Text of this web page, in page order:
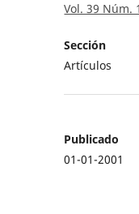
Vol. 39 Núm.
Sección
Artículos
Publicado
01-01-2001